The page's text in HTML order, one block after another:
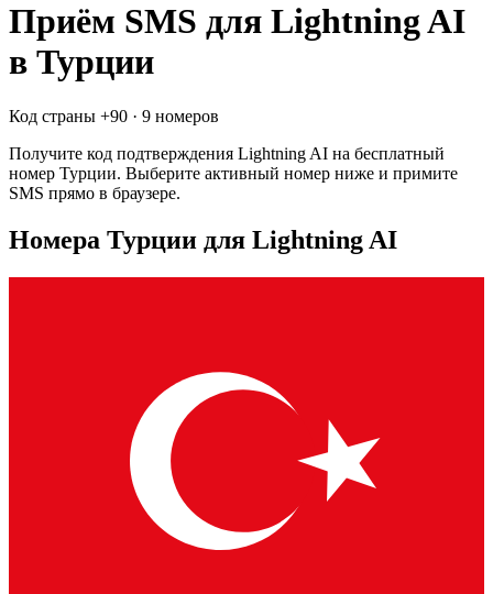
Приём SMS для Lightning AI
в Турции
Код страны +90 · 9 номеров
Получите код подтверждения Lightning AI на бесплатный
номер Турции. Выберите активный номер ниже и примите
SMS прямо в браузере.
Номера Турции для Lightning AI